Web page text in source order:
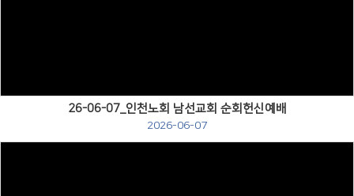
26-06-07_인천노회 남선교회 순회헌신예배
2026-06-07